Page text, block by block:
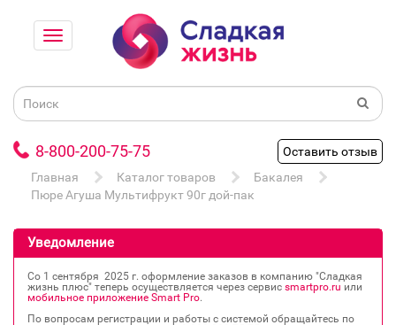
8-800-200-75-75
Оставить отзыв
Главная
Каталог товаров
Бакалея
Пюре Агуша Мультифрукт 90г дой-пак
Уведомление
Со 1 сентября 2025 г. оформление заказов в компанию "Сладкая
жизнь плюс" теперь осуществляется через сервис smartpro.ru или
мобильное приложение Smart Pro.
По вопросам регистрации и работы с системой обращайтесь по